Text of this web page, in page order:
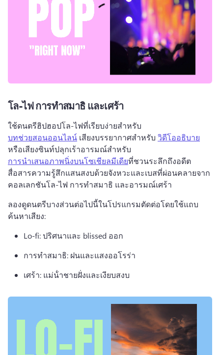
โล-ไฟ การทำสมาธิ และเศร้า
ใช้ดนตรีฮิปฮอปโล-ไฟที่เรียบง่ายสำหรับ
บทช่วยสอนออนไลน์ เสียงบรรยากาศสำหรับ วิดีโออธิบาย
หรือเสียงซินท์ปลุกเร้าอารมณ์สำหรับ
การนำเสนอภาพนิ่งบนโซเชียลมีเดีย
สื่อสารความรู้สึกแสนสงบด้วยจังหวะและเบสที่ผ่อนคลายจาก
คอลเลกชันโล-ไฟ การทำสมาธิ และอารมณ์เศร้า
ลองดูดนตรีบางส่วนต่อไปนี้ในโปรแกรมตัดต่อโดยใช้แถบ
ค้นหาเสียง:
Lo-fi: ปริศนาและ blissed ออก
การทําสมาธิ: ฝนและแสงออโรร่า
เศร้า: แม่น้ําชายฝั่งและเงียบสงบ